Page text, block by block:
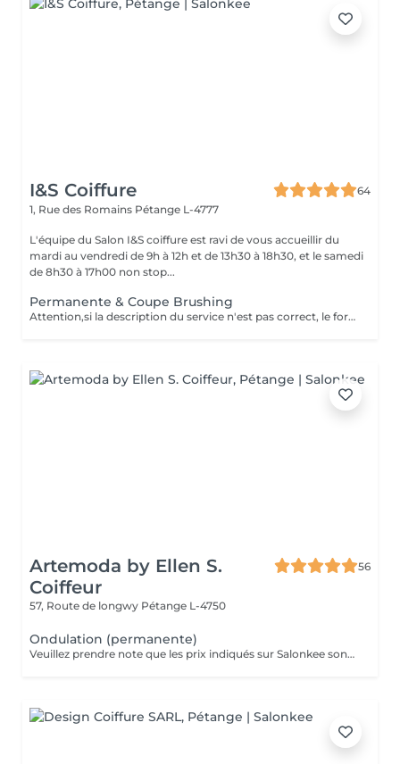
I&S Coiffure
64
1, Rue des Romains Pétange L-4777
L'équipe du Salon I&S coiffure est ravi de vous accueillir du
mardi au vendredi de 9h à 12h et de 13h30 à 18h30, et le samedi
de 8h30 à 17h00 non stop...
Permanente & Coupe Brushing
Attention,si la description du service n'est pas correct, le forfait pourra ne pas être exécutée en entier,néanmoins la meilleure solution sera adaptée, ainsi que la différence de prix appliquée sur place. Le prix sera adaptée en supplément - à la difficulté - au supplément de produits - d'autres nécessaires techniques
Artemoda by Ellen S.
Coiffeur
56
57, Route de longwy Pétange L-4750
Ondulation (permanente)
Veuillez prendre note que les prix indiqués sur Salonkee sont communiqués à titre informatif et s'entendent de base. Ces derniers sont susceptibles de varier selon le diagnostic réalisé à votre arrivée au salon et l'expertise du professionnel à qui vous confiez votre beauté. Dans tous les cas, un devis précis vous sera proposé et toutes réalisations de prestations seront effectuées avec votre accord. Un grand merci d'avance pour votre compréhension. Au plaisir de vous recevoir très vite.